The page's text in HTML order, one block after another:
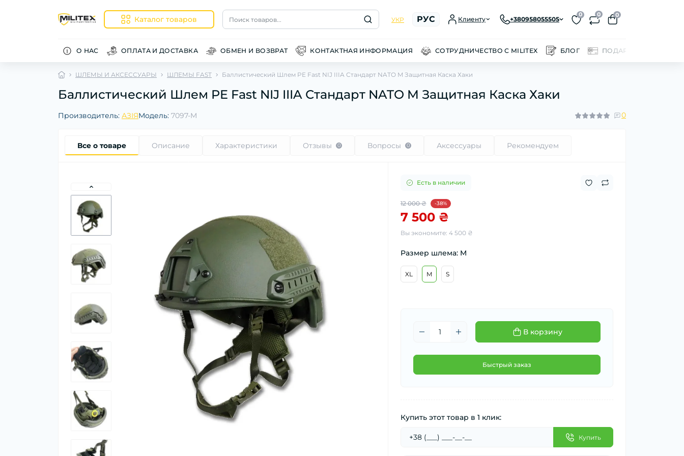
Каталог товаров Поиск товаров... УКР РУС Клиенту +380958055505
0 0 0
О НАС ОПЛАТА И ДОСТАВКА ОБМЕН И ВОЗВРАТ КОНТАКТНАЯ ИНФОРМАЦИЯ СОТРУДНИЧЕСТВО С MILITEX БЛОГ ПОДАРОЧНЫЕ
ШЛЕМЫ И АКСЕССУАРЫ ШЛЕМЫ FAST Баллистический Шлем PE Fast NIJ IIIA Стандарт NATO M Защитная Каска Хаки
Баллистический Шлем PE Fast NIJ IIIA Стандарт NATO M Защитная Каска Хаки
Производитель: АЗІЯМодель: 7097-M 0
Все о товаре Описание Характеристики Отзывы 0 Вопросы 0 Аксессуары Рекомендуем
Есть в наличии
12 000 ₴ -38%
7 500 ₴
Вы экономите: 4 500 ₴
Размер шлема: M
XL M S
В корзину
Быстрый заказ
Купить этот товар в 1 клик:
Купить